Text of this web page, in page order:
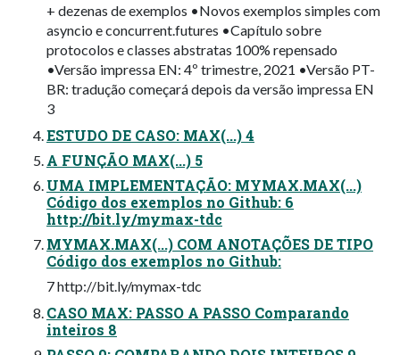
+ dezenas de exemplos •Novos exemplos simples com
asyncio e concurrent.futures •Capítulo sobre
protocolos e classes abstratas 100% repensado
•Versão impressa EN: 4º trimestre, 2021 •Versão PT-
BR: tradução começará depois da versão impressa EN
3
ESTUDO DE CASO: MAX(...) 4
A FUNÇÃO MAX(...) 5
UMA IMPLEMENTAÇÃO: MYMAX.MAX(...)
Código dos exemplos no Github: 6
http://bit.ly/mymax-tdc
MYMAX.MAX(...) COM ANOTAÇÕES DE TIPO
Código dos exemplos no Github:
7 http://bit.ly/mymax-tdc
CASO MAX: PASSO A PASSO Comparando
inteiros 8